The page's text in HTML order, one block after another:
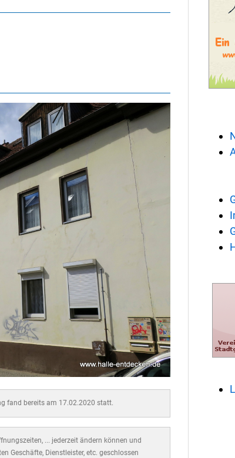
fand bereits am 17.02.2020 statt.
... jederzeit ändern können und
Geschäfte, Dienstleister, etc. geschlossen